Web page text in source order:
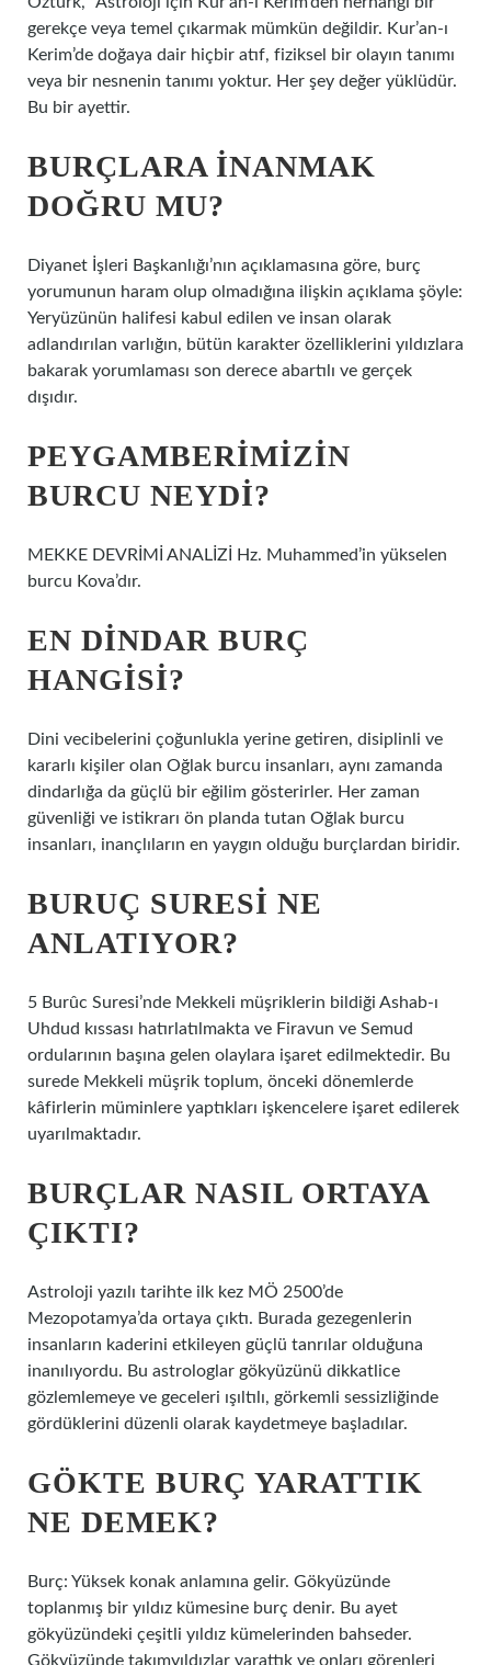
gerekçe veya temel çıkarmak mümkün değildir. Kur’an-ı
Kerim’de doğaya dair hiçbir atıf, fiziksel bir olayın tanımı
veya bir nesnenin tanımı yoktur. Her şey değer yüklüdür.
Bu bir ayettir.
BURÇLARA INANMAK
DOĞRU MU?
Diyanet İşleri Başkanlığı’nın açıklamasına göre, burç
yorumunun haram olup olmadığına ilişkin açıklama şöyle:
Yeryüzünün halifesi kabul edilen ve insan olarak
adlandırılan varlığın, bütün karakter özelliklerini yıldızlara
bakarak yorumlaması son derece abartılı ve gerçek
dışıdır.
PEYGAMBERIMIZIN
BURCU NEYDI?
MEKKE DEVRİMİ ANALİZİ Hz. Muhammed’in yükselen
burcu Kova’dır.
EN DINDAR BURÇ
HANGISI?
Dini vecibelerini çoğunlukla yerine getiren, disiplinli ve
kararlı kişiler olan Oğlak burcu insanları, aynı zamanda
dindarlığa da güçlü bir eğilim gösterirler. Her zaman
güvenliği ve istikrarı ön planda tutan Oğlak burcu
insanları, inançlıların en yaygın olduğu burçlardan biridir.
BURUÇ SURESI NE
ANLATIYOR?
5 Burûc Suresi’nde Mekkeli müşriklerin bildiği Ashab-ı
Uhdud kıssası hatırlatılmakta ve Firavun ve Semud
ordularının başına gelen olaylara işaret edilmektedir. Bu
surede Mekkeli müşrik toplum, önceki dönemlerde
kâfirlerin müminlere yaptıkları işkencelere işaret edilerek
uyarılmaktadır.
BURÇLAR NASIL ORTAYA
ÇIKTI?
Astroloji yazılı tarihte ilk kez MÖ 2500’de
Mezopotamya’da ortaya çıktı. Burada gezegenlerin
insanların kaderini etkileyen güçlü tanrılar olduğuna
inanılıyordu. Bu astrologlar gökyüzünü dikkatlice
gözlemlemeye ve geceleri ışıltılı, görkemli sessizliğinde
gördüklerini düzenli olarak kaydetmeye başladılar.
GÖKTE BURÇ YARATTIK
NE DEMEK?
Burç: Yüksek konak anlamına gelir. Gökyüzünde
toplanmış bir yıldız kümesine burç denir. Bu ayet
gökyüzündeki çeşitli yıldız kümelerinden bahseder.
Gökyüzünde takımyıldızlar yarattık ve onları görenleri